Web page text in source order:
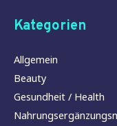
Kategorien
Allgemein
Beauty
Gesundheit / Health